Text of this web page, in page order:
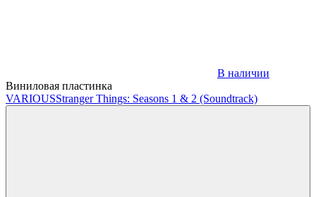
В наличии
Виниловая пластинка
VARIOUSStranger Things: Seasons 1 & 2 (Soundtrack)